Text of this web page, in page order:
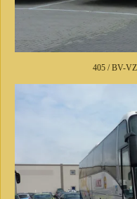
405 / BV-